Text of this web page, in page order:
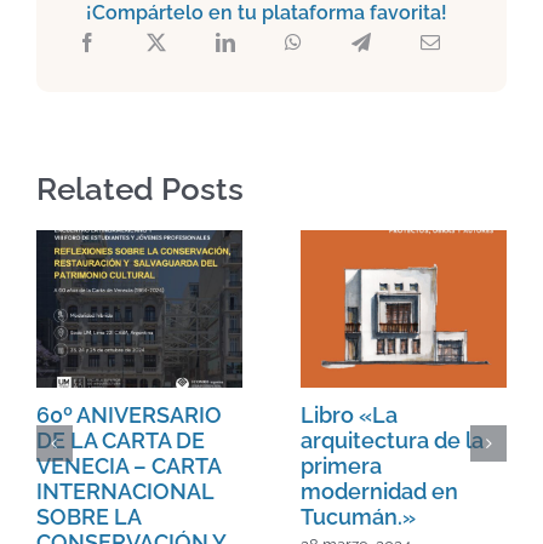
¡Compártelo en tu plataforma favorita!
Related Posts
60º ANIVERSARIO
DE LA CARTA DE
VENECIA – CARTA
INTERNACIONAL
SOBRE LA
Libro «La
arquitectura de la
primera
modernidad en
Tucumán.»